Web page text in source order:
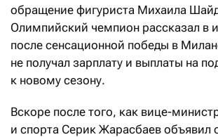
обращение фигуриста Михаила
Олимпийский чемпион рассказал в
после сенсационной победы в
не получал зарплату и выплаты на
к новому сезону.
Вскоре после того, как вице-
и спорта Серик Жарасбаев объявил